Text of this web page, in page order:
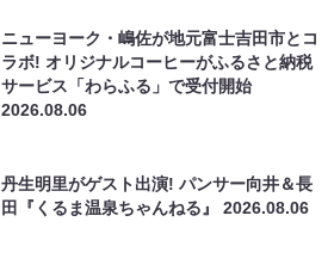
ニューヨーク・嶋佐が地元富士吉田市とコ
ラボ! オリジナルコーヒーがふるさと納税
サービス「わらふる」で受付開始
2026.08.06
丹生明里がゲスト出演! パンサー向井＆長
田『くるま温泉ちゃんねる』2026.08.06